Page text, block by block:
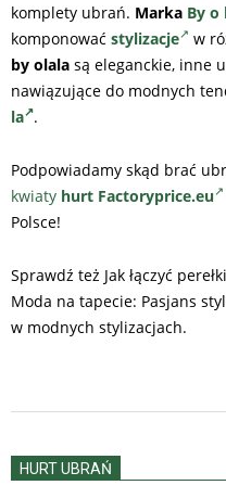
komplety ubrań. Marka By o
komponować stylizacje
w
by olala są eleganckie, inne
nawiązujące do modnych
la .
Podpowiadamy skąd brać
kwiaty hurt Factoryprice.eu
Polsce!
Sprawdź też Jak łączyć
Moda na tapecie: Pasjans
w modnych stylizacjach.
15HURT UBRAŃ